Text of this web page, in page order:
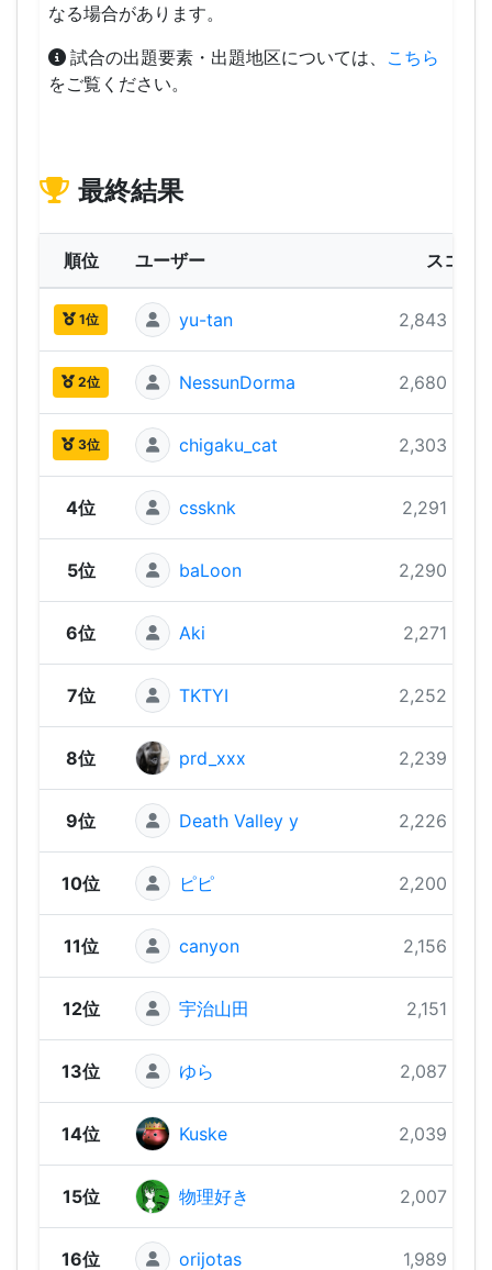
なる場合があります。
試合の出題要素・出題地区については、 こちら
をご覧ください。
最終結果
順位 ユーザー スコア
1位 yu-tan 2,843 pts
2位 NessunDorma 2,680 pts
3位 chigaku_cat 2,303 pts
4位 cssknk 2,291 pts
5位 baLoon 2,290 pts
6位 Aki 2,271 pts
7位 TKTYI 2,252 pts
8位 prd_xxx 2,239 pts
9位 Death Valley y 2,226 pts
10位 ピピ 2,200 pts
11位 canyon 2,156 pts
12位 宇治山田 2,151 pts
13位 ゆら 2,087 pts
14位 Kuske 2,039 pts
15位 物理好き 2,007 pts
16位 orijotas 1,989 pts